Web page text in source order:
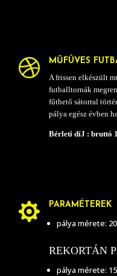

MŰFÜVES
A frissen elkészült
futballtornák
fűthető sátorral
pálya egész évben
Bérleti díJ : bruttó
 PARAMÉTEREK
pálya mérete:
REKORTÁN
pálya mérete: